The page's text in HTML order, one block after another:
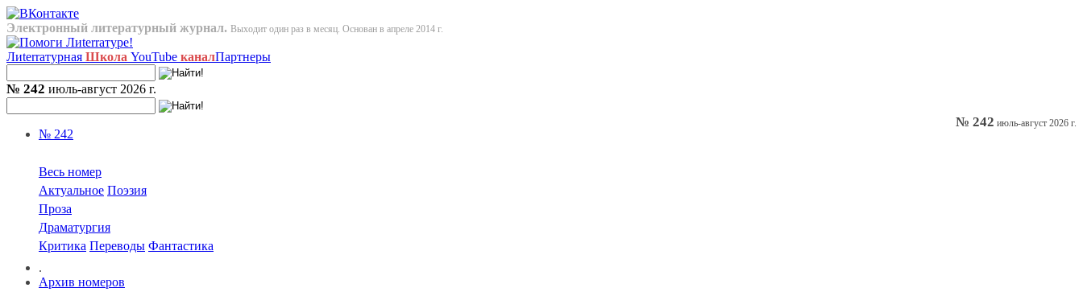
Электронный литературный журнал. Выходит один раз в месяц. Основан в апреле 2014 г.
Лиterraтурная Школа YouTube каналПартнеры
№ 242 июль-август 2026 г.
№ 242
Весь номер
Актуальное Поэзия
Проза
Драматургия
Критика Переводы Фантастика
.
Архив номеров
№ 242 июль-август 2026 г.